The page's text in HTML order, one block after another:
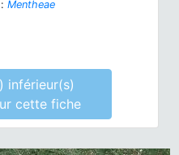
Mentheae
inférieur(s)
agrégé(s) sur cette fiche